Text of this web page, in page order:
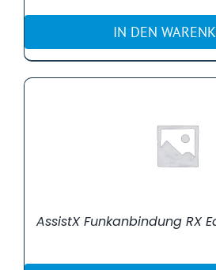
IN DEN
AssistX Funkanbindung RX